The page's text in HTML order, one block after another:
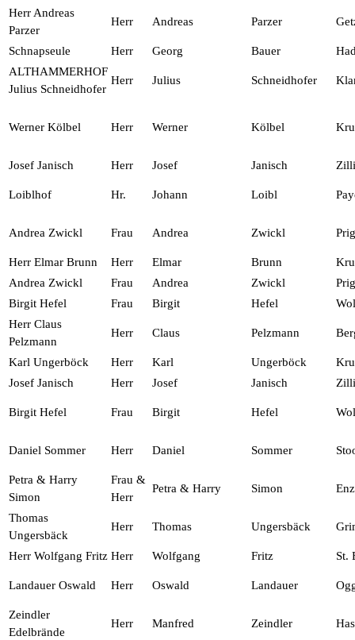
Herr Andreas
Parzer
Herr Andreas Parzer
Schnapseule Herr Georg Bauer
ALTHAMMERHOF
Julius Schneidhofer
Herr Julius Schneidhofer
Werner Kölbel Herr Werner Kölbel
Josef Janisch Herr Josef Janisch
Loiblhof Hr. Johann Loibl
Andrea Zwickl Frau Andrea Zwickl
Herr Elmar Brunn Herr Elmar Brunn
Andrea Zwickl
Frau Andrea Zwickl
Birgit Hefel
Frau Birgit Hefel
Herr Claus
Pelzmann
Herr Claus Pelzmann
Karl Ungerböck Herr Karl Ungerböck
Josef Janisch
Herr Josef Janisch
Birgit Hefel Frau Birgit Hefel
Daniel Sommer Herr Daniel Sommer
Petra & Harry
Simon
Frau &
Herr
Petra & Harry Simon
Thomas
Ungersbäck
Herr Thomas Ungersbäck
Herr Wolfgang Fritz Herr Wolfgang Fritz St.
Landauer Oswald Herr Oswald Landauer
Zeindler
Edelbrände
Herr Manfred Zeindler